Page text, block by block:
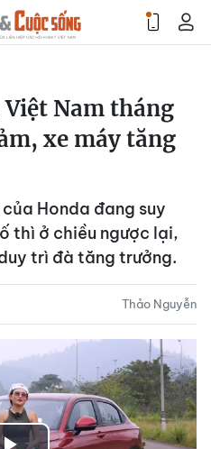
Việt Nam tháng
xe máy tăng
Honda đang suy
thì ở chiều ngược lại,
trì đà tăng trưởng.
Thảo Nguyễn